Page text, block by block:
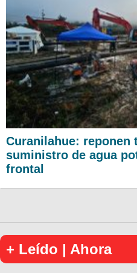
Curanilahue: reponen
suministro de agua
frontal
+ Leído | Ahora